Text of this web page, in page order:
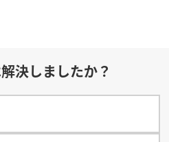
決しましたか？